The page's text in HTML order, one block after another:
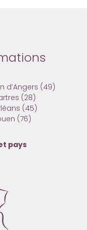
d’Angers (49)
(28)
(45)
(76)
pays